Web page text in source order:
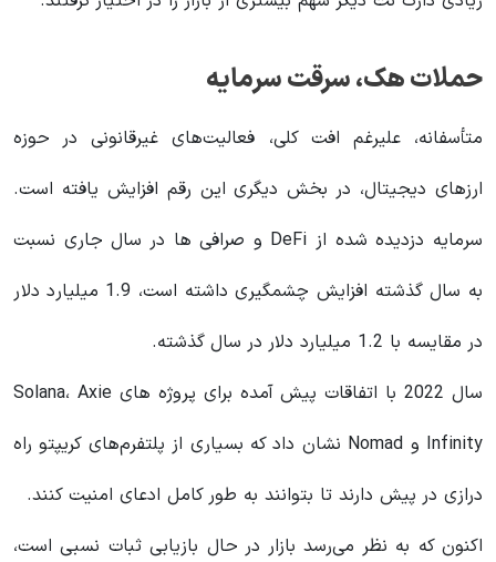
حملات هک، سرقت سرمایه
متأسفانه، علیرغم افت کلی، فعالیت‌های غیرقانونی در حوزه
ارزهای دیجیتال، در بخش دیگری این رقم افزایش یافته است.
سرمایه دزدیده شده از DeFi و صرافی ها در سال جاری نسبت
به سال گذشته افزایش چشمگیری داشته است، 1.9 میلیارد دلار
در مقایسه با 1.2 میلیارد دلار در سال گذشته.
سال 2022 با اتفاقات پیش آمده برای پروژه های Solana، Axie
Infinity و Nomad نشان داد که بسیاری از پلتفرم‌های کریپتو راه
درازی در پیش دارند تا بتوانند به طور کامل ادعای امنیت کنند.
اکنون که به نظر می‌رسد بازار در حال بازیابی ثبات نسبی است،